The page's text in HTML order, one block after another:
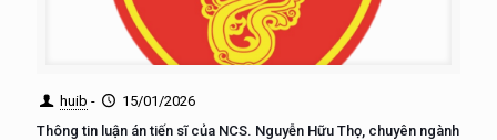
huib -
15/01/2026
Thông tin luận án tiến sĩ của NCS. Nguyễn Hữu Thọ, chuyên ngành